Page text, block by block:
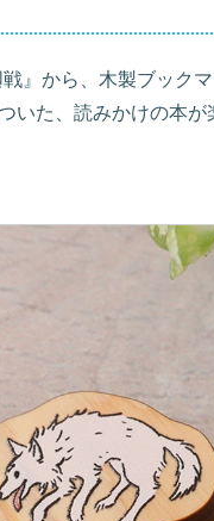
』から、木製ブック
いた、読みかけの本が